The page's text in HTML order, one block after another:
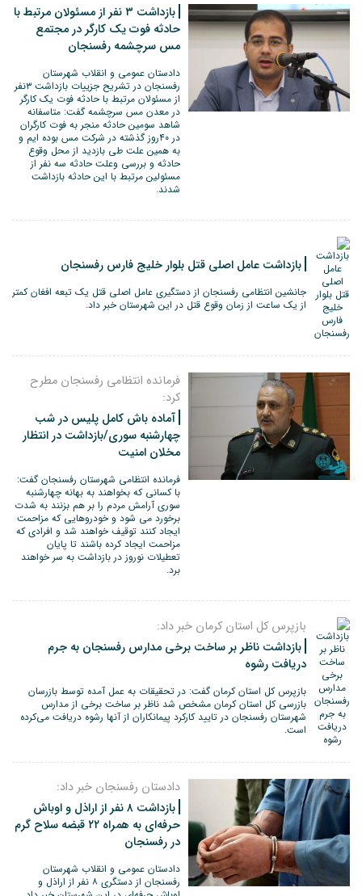
بازداشت ۳ نفر از مسئولان مرتبط با
حادثه فوت یک کارگر در مجتمع
مس سرچشمه رفسنجان
دادستان عمومی و انقلاب شهرستان
رفسنجان در تشریح جزییات بازداشت ۳نفر
از مسئولان مرتبط با حادثه فوت یک کارگر
در معدن مس سرچشمه گفت: متاسفانه
شاهد سومین حادثه منجر به فوت کارگران
در ۴۰روز گذشته در شرکت مس بوده ایم و
به همین علت طی بازدید از محل وقوع
حادثه و بررسی وعلت حادثه سه نفر از
مسئولین مرتبط با این حادثه بازداشت
شدند.
بازداشت عامل اصلی قتل بلوار خلیج فارس رفسنجان
جانشین انتظامی رفسنجان از دستگیری عامل اصلی قتل یک تبعه افغان کمتر
از یک ساعت از زمان وقوع قتل در این شهرستان خبر داد.
فرمانده انتظامی رفسنجان مطرح
کرد:
آماده باش کامل پلیس در شب
چهارشنبه سوری/بازداشت در انتظار
مخلان امنیت
فرمانده انتظامی شهرستان رفسنجان گفت:
با کسانی که بخواهند به بهانه چهارشنبه
سوری آرامش مردم را بر هم بزنند به شدت
برخورد می شود و خودروهایی که مزاحمت
ایجاد کنند توقیف خواهند شد و افرادی که
مزاحمت ایجاد کرده باشند تا پایان
تعطیلات نوروز در بازداشت به سر خواهند
برد.
بازپرس کل استان کرمان خبر داد:
بازداشت ناظر بر ساخت برخی مدارس رفسنجان به جرم
دریافت رشوه
بازپرس کل استان کرمان گفت: در تحقیقات به عمل آمده توسط بازرسان
بازرسی کل استان کرمان مشخص شد ناظر بر ساخت برخی از مدارس
شهرستان رفسنجان در تایید کارکرد پیمانکاران از آنها رشوه دریافت می‌کرده
است.
دادستان رفسنجان خبر داد:
بازداشت ۸ نفر از اراذل و اوباش
حرفه‌ای به همراه ۲۲ قبضه سلاح گرم
در رفسنجان
دادستان عمومی و انقلاب شهرستان
رفسنجان از دستگری ۸ نفر از اراذل و